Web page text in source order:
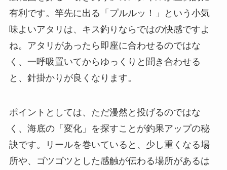
有利です。竿先に出る「プルルッ！」という小気
味よいアタリは、キス釣りならではの快感ですよ
ね。アタリがあったら即座に合わせるのではな
く、一呼吸置いてからゆっくりと聞き合わせる
と、針掛かりが良くなります。
ポイントとしては、ただ漫然と投げるのではな
く、海底の「変化」を探すことが釣果アップの秘
訣です。リールを巻いていると、少し重くなる場
所や、ゴツゴツとした感触が伝わる場所があるは